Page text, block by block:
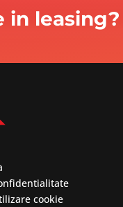
in leasing?
cookie